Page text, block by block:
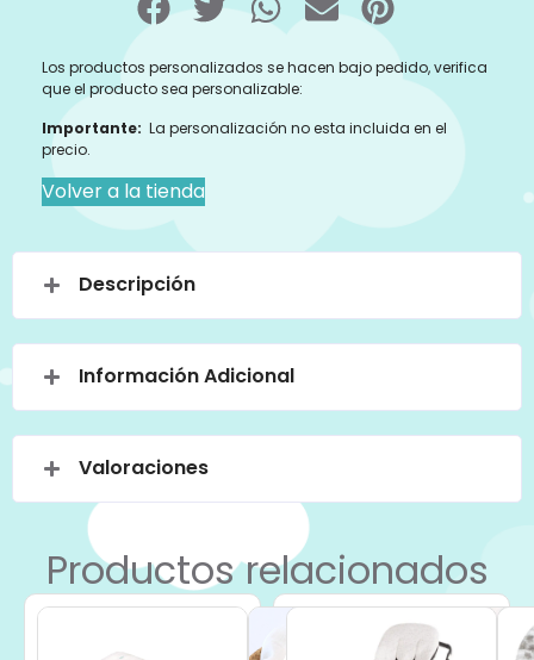
Los productos personalizados se hacen bajo pedido, verifica
que el producto sea personalizable:
Importante: La personalización no esta incluida en el
precio.
Volver a la tienda
Descripción
Información Adicional
Valoraciones
Productos relacionados